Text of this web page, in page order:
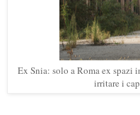
Ex Snia: solo a Roma ex spazi
irritare i